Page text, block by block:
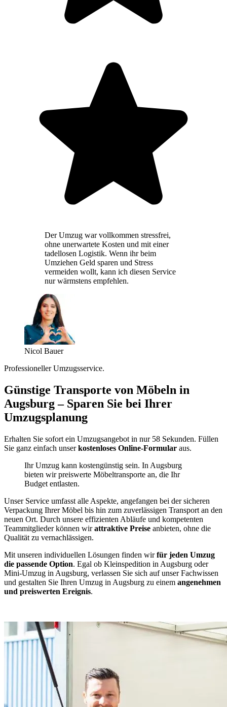
Der Umzug war vollkommen stressfrei,
ohne unerwartete Kosten und mit einer
tadellosen Logistik. Wenn ihr beim
Umziehen Geld sparen und Stress
vermeiden wollt, kann ich diesen Service
nur wärmstens empfehlen.
Nicol Bauer
Professioneller Umzugsservice.
Günstige Transporte von Möbeln in
Augsburg – Sparen Sie bei Ihrer
Umzugsplanung
Erhalten Sie sofort ein Umzugsangebot in nur 58 Sekunden. Füllen
Sie ganz einfach unserkostenloses Online-Formular aus.
Ihr Umzug kann kostengünstig sein. In Augsburg
bieten wir preiswerte Möbeltransporte an, die Ihr
Budget entlasten.
Unser Service umfasst alle Aspekte, angefangen bei der sicheren
Verpackung Ihrer Möbel bis hin zum zuverlässigen Transport an den
neuen Ort. Durch unsere effizienten Abläufe und kompetenten
Teammitglieder können wirattraktive Preise anbieten, ohne die
Qualität zu vernachlässigen.
Mit unseren individuellen Lösungen finden wirfür jeden Umzug
die passende Option. Egal ob Kleinspedition in Augsburg oder
Mini-Umzug in Augsburg, verlassen Sie sich auf unser Fachwissen
und gestalten Sie Ihren Umzug in Augsburg zu einem angenehmen
und preiswerten Ereignis.